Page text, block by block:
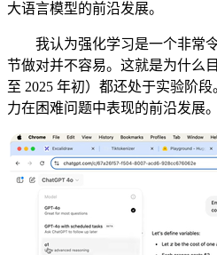
大语言模型的前沿发展。
我认为强化学习是一个非常令
节做对并不容易。这就是为什么
至 2025 年初）都还处于实验阶
力在困难问题中表现的前沿发展。